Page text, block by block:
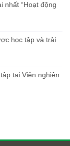
nhất “Hoạt động
học tập và trải
tại Viện nghiên